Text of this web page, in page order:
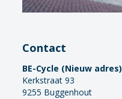
Contact
BE-Cycle (Nieuw adres)
Kerkstraat 93
9255 Buggenhout